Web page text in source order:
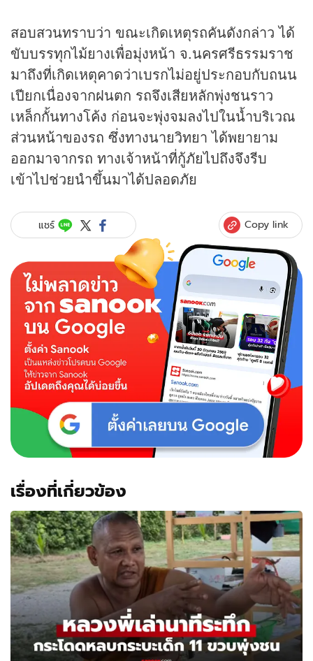
สอบสวนทราบว่า ขณะเกิดเหตุรถคันดังกล่าว ได้
ขับบรรทุกไม้ยางเพื่อมุ่งหน้า จ.นครศรีธรรมราช
มาถึงที่เกิดเหตุคาดว่าเบรกไม่อยู่ประกอบกับถนน
เปียกเนื่องจากฝนตก รถจึงเสียหลักพุ่งชนราว
เหล็กกั้นทางโค้ง ก่อนจะพุ่งจมลงไปในน้ำบริเวณ
ส่วนหน้าของรถ ซึ่งทางนายวิทยา ได้พยายาม
ออกมาจากรถ ทางเจ้าหน้าที่กู้ภัยไปถึงจึงรีบ
เข้าไปช่วยนำขึ้นมาได้ปลอดภัย
แชร์ Copy link
เรื่องที่เกี่ยวข้อง